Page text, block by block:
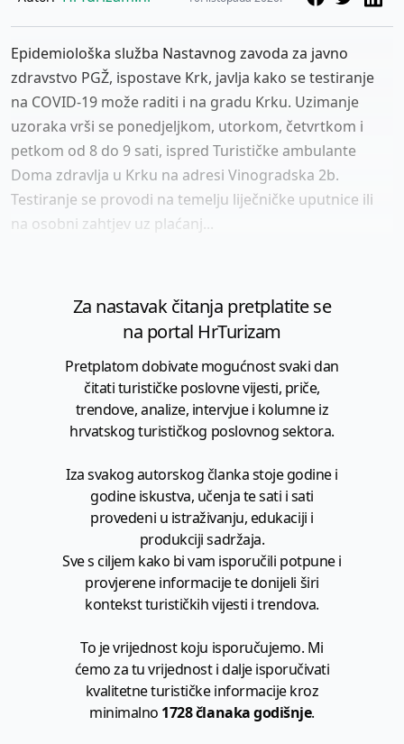
Epidemiološka služba Nastavnog zavoda za javno
zdravstvo PGŽ, ispostave Krk, javlja kako se testiranje
na COVID-19 može raditi i na gradu Krku. Uzimanje
uzoraka vrši se ponedjeljkom, utorkom, četvrtkom i
petkom od 8 do 9 sati, ispred Turističke ambulante
Doma zdravlja u Krku na adresi Vinogradska 2b.
Testiranje se provodi na temelju liječničke uputnice ili
na osobni zahtjev uz plaćanj...
Za nastavak čitanja pretplatite se
na portal HrTurizam
Pretplatom dobivate mogućnost svaki dan
čitati turističke poslovne vijesti, priče,
trendove, analize, intervjue i kolumne iz
hrvatskog turističkog poslovnog sektora.
Iza svakog autorskog članka stoje godine i
godine iskustva, učenja te sati i sati
provedeni u istraživanju, edukaciji i
produkciji sadržaja.
Sve s ciljem kako bi vam isporučili potpune i
provjerene informacije te donijeli širi
kontekst turističkih vijesti i trendova.
To je vrijednost koju isporučujemo. Mi
ćemo za tu vrijednost i dalje isporučivati
kvalitetne turističke informacije kroz
minimalno 1728 članaka godišnje.